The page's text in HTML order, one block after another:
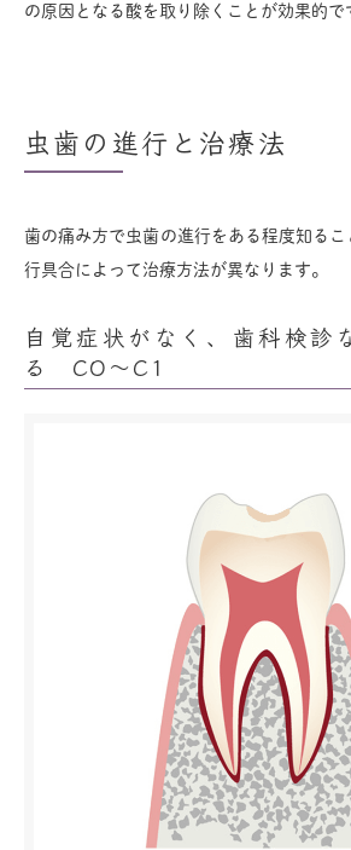
の原因となる酸を取り除くことが効果的で
虫歯の進行と治療法
歯の痛み方で虫歯の進行をある程度知る
行具合によって治療方法が異なります。
自覚症状がなく、歯科検診
る CO～C1